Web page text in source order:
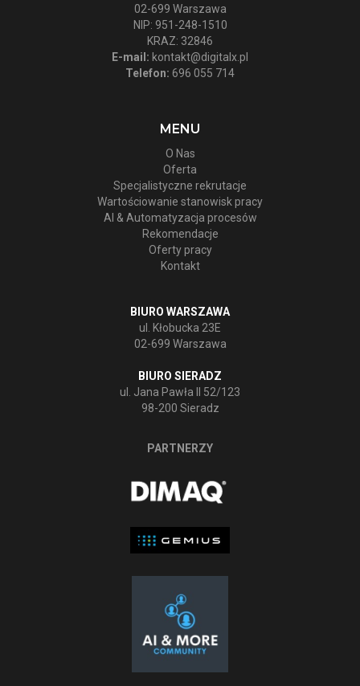
02-699 Warszawa
NIP: 951-248-1510
KRAZ: 32846
E-mail: kontakt@digitalx.pl
Telefon: 696 055 714
MENU
O Nas
Oferta
Specjalistyczne rekrutacje
Wartościowanie stanowisk pracy
AI & Automatyzacja procesów
Rekomendacje
Oferty pracy
Kontakt
BIURO WARSZAWA
ul. Kłobucka 23E
02-699 Warszawa
BIURO SIERADZ
ul. Jana Pawła II 52/123
98-200 Sieradz
PARTNERZY